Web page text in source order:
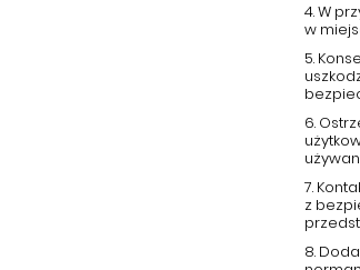
4. W
w
5.
6.
7.
z
8.